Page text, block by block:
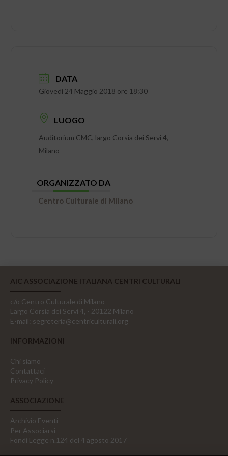
DATA
Giovedì 24 Maggio 2018 ore 18:30
LUOGO
Auditorium CMC, largo Corsia dei Servi 4,
Milano
ORGANIZZATO DA
Centro Culturale di Milano
AIC ASSOCIAZIONE ITALIANA CENTRI CULTURALI
c/o Centro Culturale di Milano
Largo Corsia dei Servi 4, - 20122 Milano
E-mail: segreteria@centriculturali.org
INFORMAZIONI
Chi siamo
Contattaci
Privacy Policy
ASSOCIAZIONE
Archivio Eventi
Per Associarsi
Fondi Legge n.124 del 4 agosto 2017